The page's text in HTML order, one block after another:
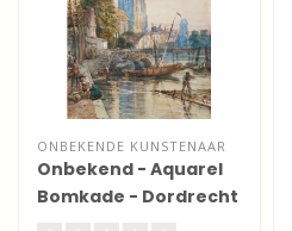
ONBEKENDE KUNSTENAAR
Onbekend - Aquarel
Bomkade - Dordrecht